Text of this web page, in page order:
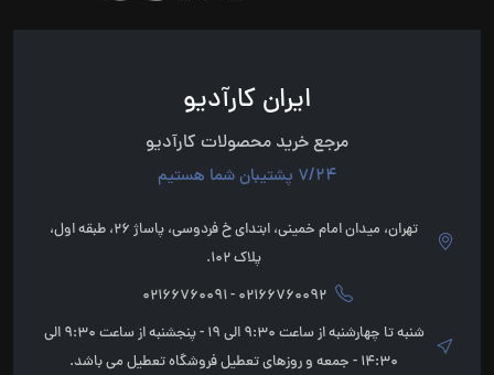
ایران کارآدیو
مرجع خرید محصولات کارآدیو
7/24 پشتیبان شما هستیم
تهران، میدان امام خمینی، ابتدای خ فردوسی، پاساژ 26، طبقه اول،
پلاک 102.
02166760092 - 02166760091
شنبه تا چهارشنبه از ساعت 9:30 الی 19 - پنجشنبه از ساعت 9:30 الی
14:30 - جمعه و روزهای تعطیل فروشگاه تعطیل می باشد.